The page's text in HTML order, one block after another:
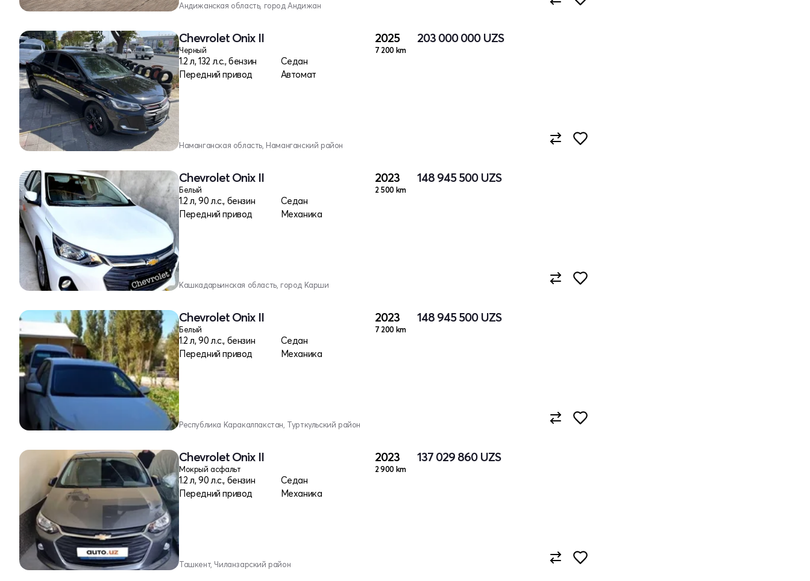
Андижанская область, город Андижан
Chevrolet Onix II
Черный
1.2 л, 132 л.с., бензин
Седан
Передний привод
Автомат
2025
7 200 km
203 000 000 UZS
Наманганская область, Наманганский район
Chevrolet Onix II
Белый
1.2 л, 90 л.с., бензин
Седан
Передний привод
Механика
2023
2 500 km
148 945 500 UZS
Кашкадарьинская область, город Карши
Chevrolet Onix II
Белый
1.2 л, 90 л.с., бензин
Седан
Передний привод
Механика
2023
7 200 km
148 945 500 UZS
Республика Каракалпакстан, Турткульский район
Chevrolet Onix II
Мокрый асфальт
1.2 л, 90 л.с., бензин
Седан
Передний привод
Механика
2023
2 900 km
137 029 860 UZS
Ташкент, Чиланзарский район